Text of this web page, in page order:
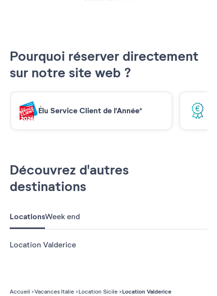
Pourquoi réserver directement
sur notre site web ?
Élu Service Client de l'Année*
Découvrez d'autres
destinations
LocationsWeek end
Location Valderice
Accueil Vacances Italie Location Sicile Location Valderice